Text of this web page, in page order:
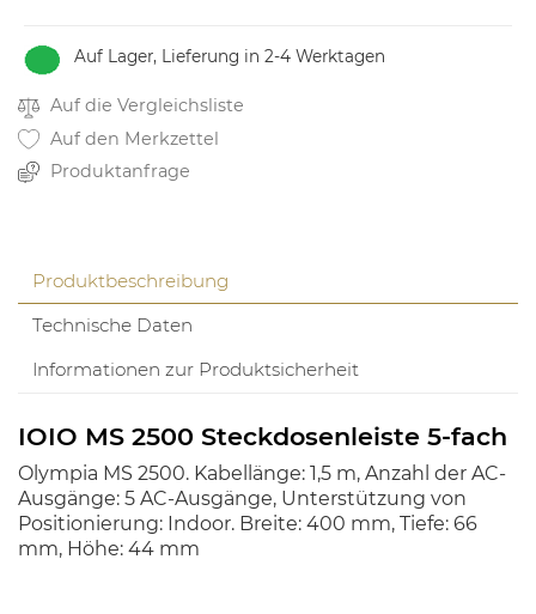
Auf Lager, Lieferung in 2-4 Werktagen
Auf die Vergleichsliste
Auf den Merkzettel
Produktanfrage
Produktbeschreibung
Technische Daten
Informationen zur Produktsicherheit
IOIO MS 2500 Steckdosenleiste 5-fach
Olympia MS 2500. Kabellänge: 1,5 m, Anzahl der AC-
Ausgänge: 5 AC-Ausgänge, Unterstützung von
Positionierung: Indoor. Breite: 400 mm, Tiefe: 66
mm, Höhe: 44 mm